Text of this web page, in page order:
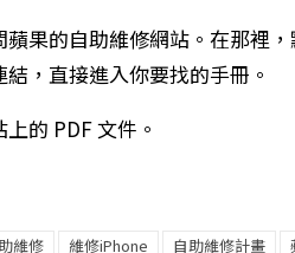
果的自助維修網站。在那裡
，直接進入你要找的手冊。
的 PDF 文件。
維修 維修iPhone 自助維修計畫